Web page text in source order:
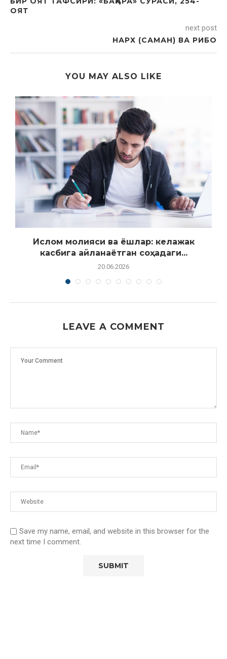
ОЯТ
next post
НАРХ (САМАН) ВА РИБО
YOU MAY ALSO LIKE
Ислом молияси ва ёшлар: келажак
касбига айланаётган соҳадаги...
20.06.2026
LEAVE A COMMENT
Save my name, email, and website in this browser for the
next time I comment.